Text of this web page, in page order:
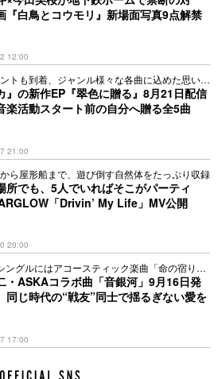
『白鳥とコウモリ』新場面写真9点解禁
12:00
トも到着、ジャンル様々な各曲に込めた思いと
』の新作EP『翠色に贈る』8月21日配信
楽活動スタート前の自分へ贈る全5曲
21:00
ら屋形船まで、遊び倒す自然体をたっぷり収録
所でも、5人でいればそこがパーティ
「Drivin’ My Life」MV公開
20:00
ングルにはアコースティック楽曲「命の宿り」
・ASKAコラボ曲「音銀河」9月16日発
同じ時代の“戦友”同士で揺るぎない愛を
17:00